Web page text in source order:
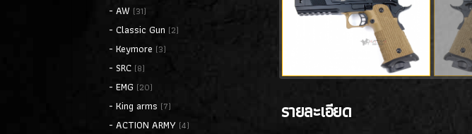
- AW (31)
- Classic Gun (2)
- Keymore (3)
- SRC (8)
- EMG (20)
- King arms (7)
- ACTION ARMY (4)
รายละเอียด